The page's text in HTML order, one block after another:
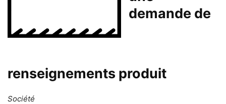
demande de
renseignements produit
Société